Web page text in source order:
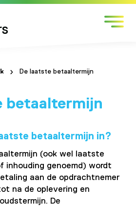
De laatste betaaltermijn
betaaltermijn
betaaltermijn in?
(ook wel laatste
inhouding genoemd) wordt
aan de opdrachtnemer
na de oplevering en
De